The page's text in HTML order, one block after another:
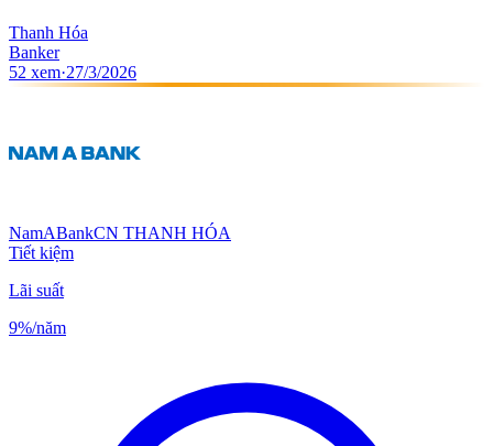
Thanh Hóa
Banker
52 xem·27/3/2026
NamABankCN THANH HÓA
Tiết kiệm
Lãi suất
9%/năm